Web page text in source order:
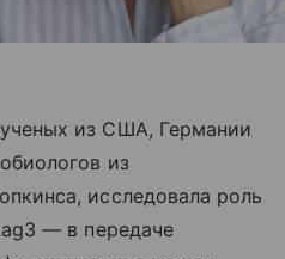
из США, Германии
из
исследовала роль
— в передаче